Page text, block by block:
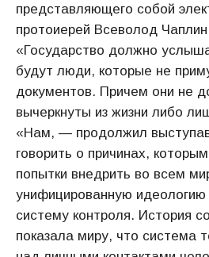
представляющего собой
протоиерей Всеволод
«Государство должно
будут люди, которые не
документов. Причем они не
вычеркнуты из жизни либо
«Нам, — продолжил
говорить о причинах,
попытки внедрить во всем
унифицированную
систему контроля. История
показала миру, что система